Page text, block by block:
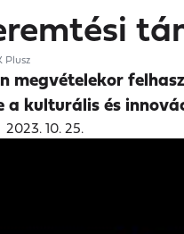
Plusz
megvételekor
a kulturális és
2023. 10. 25.